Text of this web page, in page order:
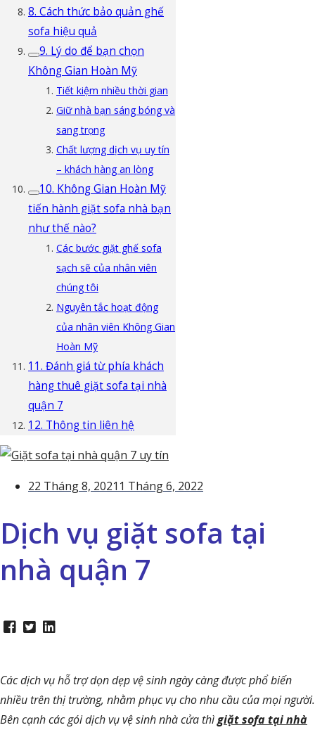
8. Cách thức bảo quản ghế
sofa hiệu quả
9. Lý do để bạn chọn
Không Gian Hoàn Mỹ
Tiết kiệm nhiều thời gian
Giữ nhà bạn sáng bóng và
sang trọng
Chất lượng dịch vụ uy tín
– khách hàng an lòng
10. Không Gian Hoàn Mỹ
tiến hành giặt sofa nhà bạn
như thế nào?
Các bước giặt ghế sofa
sạch sẽ của nhân viên
chúng tôi
Nguyên tắc hoạt động
của nhân viên Không Gian
Hoàn Mỹ
11. Đánh giá từ phía khách
hàng thuê giặt sofa tại nhà
quận 7
12. Thông tin liên hệ
22 Tháng 8, 2021 1 Tháng 6, 2022
Dịch vụ giặt sofa tại
nhà quận 7
Các dịch vụ hỗ trợ dọn dẹp vệ sinh ngày càng được phổ biến
nhiều trên thị trường, nhằm phục vụ cho nhu cầu của mọi người.
Bên cạnh các gói dịch vụ vệ sinh nhà cửa thìgiặt sofa tại nhà